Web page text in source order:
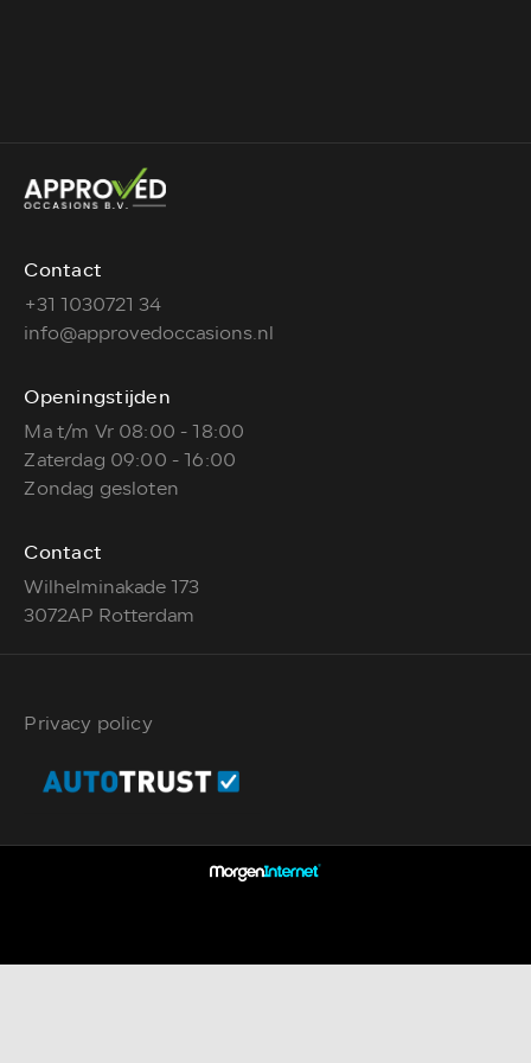
Contact
+31 1030721 34
info@approvedoccasions.nl
Openingstijden
Ma t/m Vr 08:00 - 18:00
Zaterdag 09:00 - 16:00
Zondag gesloten
Contact
Wilhelminakade 173
3072AP Rotterdam
Privacy policy